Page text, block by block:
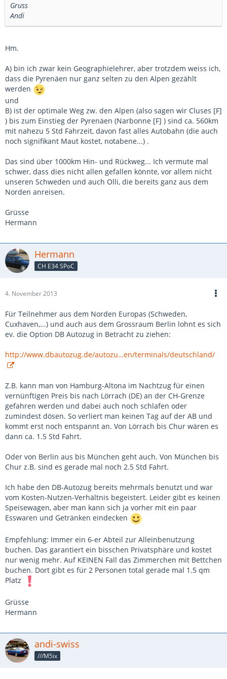
Gruss
Andi
Hm.
A) bin ich zwar kein Geographielehrer, aber trotzdem weiss ich,
dass die Pyrenäen nur ganz selten zu den Alpen gezählt
werden
und
B) ist der optimale Weg zw. den Alpen (also sagen wir Cluses [F]
) bis zum Einstieg der Pyrenäen (Narbonne [F] ) sind ca. 560km
mit nahezu 5 Std Fahrzeit, davon fast alles Autobahn (die auch
noch signifikant Maut kostet, notabene...) .
Das sind über 1000km Hin- und Rückweg... Ich vermute mal
schwer, dass dies nicht allen gefallen könnte, vor allem nicht
unseren Schweden und auch Olli, die bereits ganz aus dem
Norden anreisen.
Grüsse
Hermann
Hermann
CH E34 SPoC
4. November 2013
Für Teilnehmer aus dem Norden Europas (Schweden,
Cuxhaven,...) und auch aus dem Grossraum Berlin lohnt es sich
ev. die Option DB Autozug in Betracht zu ziehen:
http://www.dbautozug.de/autozu…en/terminals/deutschland/
Z.B. kann man von Hamburg-Altona im Nachtzug für einen
vernünftigen Preis bis nach Lörrach (DE) an der CH-Grenze
gefahren werden und dabei auch noch schlafen oder
zumindest dösen. So verliert man keinen Tag auf der AB und
kommt erst noch entspannt an. Von Lörrach bis Chur wären es
dann ca. 1.5 Std Fahrt.
Oder von Berlin aus bis München geht auch. Von München bis
Chur z.B. sind es gerade mal noch 2.5 Std Fahrt.
Ich habe den DB-Autozug bereits mehrmals benutzt und war
vom Kosten-Nutzen-Verhältnis begeistert. Leider gibt es keinen
Speisewagen, aber man kann sich ja vorher mit ein paar
Esswaren und Getränken eindecken
Empfehlung: Immer ein 6-er Abteil zur Alleinbenutzung
buchen. Das garantiert ein bisschen Privatsphäre und kostet
nur wenig mehr. Auf KEINEN Fall das Zimmerchen mit Bettchen
buchen. Dort gibt es für 2 Personen total gerade mal 1.5 qm
Platz
Grüsse
Hermann
andi-swiss
///M5ix